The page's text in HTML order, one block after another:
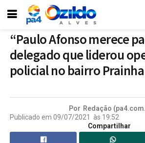
“Paulo Afonso merece
delegado que liderou
policial no bairro Prainha
Por Redação
Publicado em 09/07/2021 às 19:52
Compartilhar